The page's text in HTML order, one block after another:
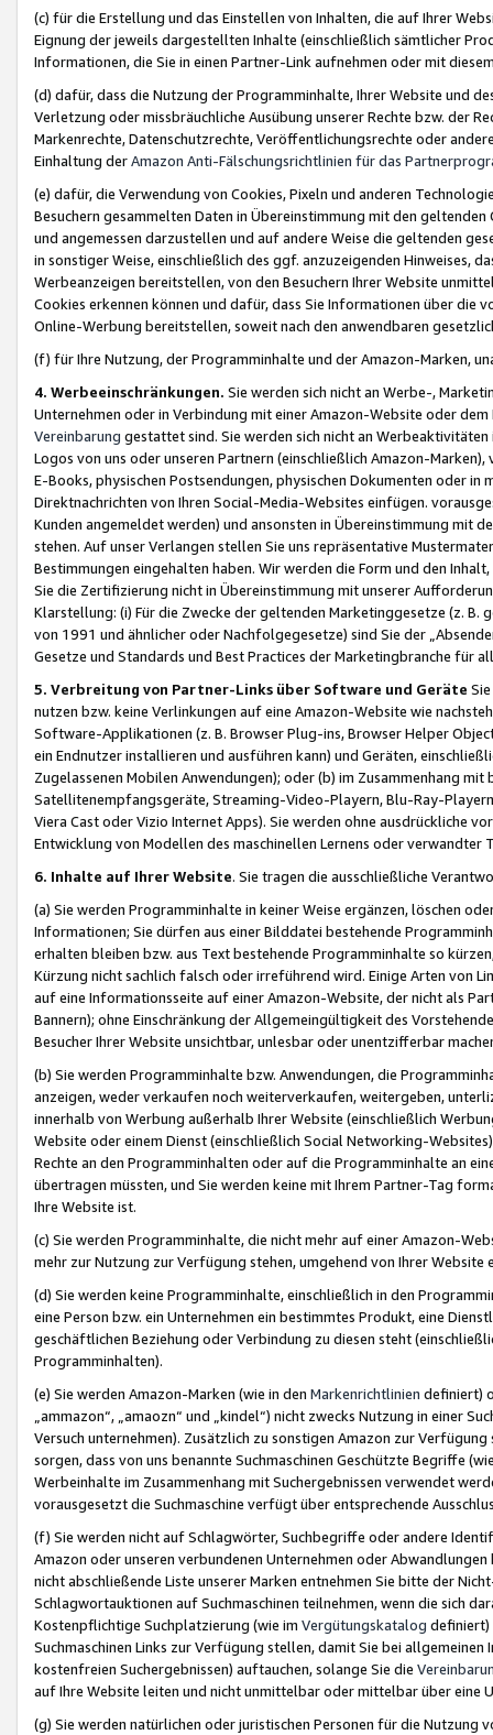
(c) für die Erstellung und das Einstellen von Inhalten, die auf Ihrer
Eignung der jeweils dargestellten Inhalte (einschließlich sämtlicher
Informationen, die Sie in einen Partner-Link aufnehmen oder mit
(d) dafür, dass die Nutzung der Programminhalte, Ihrer Website und
Verletzung oder missbräuchliche Ausübung unserer Rechte bzw. der
Markenrechte, Datenschutzrechte, Veröffentlichungsrechte oder
Einhaltung derAmazon Anti-Fälschungsrichtlinien für das
(e) dafür, die Verwendung von Cookies, Pixeln und anderen
Besuchern gesammelten Daten in Übereinstimmung mit den
und angemessen darzustellen und auf andere Weise die geltenden
in sonstiger Weise, einschließlich des ggf. anzuzeigenden Hinweises,
Werbeanzeigen bereitstellen, von den Besuchern Ihrer Website
Cookies erkennen können und dafür, dass Sie Informationen über die
Online-Werbung bereitstellen, soweit nach den anwendbaren
(f) für Ihre Nutzung, der Programminhalte und der Amazon-Marken,
4. Werbeeinschränkungen. Sie werden sich nicht an Werbe-,
Unternehmen oder in Verbindung mit einer Amazon-Website oder
Vereinbarung gestattet sind. Sie werden sich nicht an
Logos von uns oder unseren Partnern (einschließlich Amazon-
E-Books, physischen Postsendungen, physischen Dokumenten oder in
Direktnachrichten von Ihren Social-Media-Websites einfügen.
Kunden angemeldet werden) und ansonsten in Übereinstimmung mit
stehen. Auf unser Verlangen stellen Sie uns repräsentative
Bestimmungen eingehalten haben. Wir werden die Form und den
Sie die Zertifizierung nicht in Übereinstimmung mit unserer
Klarstellung: (i) Für die Zwecke der geltenden Marketinggesetze (z. B.
von 1991 und ähnlicher oder Nachfolgegesetze) sind Sie der
Gesetze und Standards und Best Practices der Marketingbranche für
5. Verbreitung von Partner-Links über Software und Geräte
nutzen bzw. keine Verlinkungen auf eine Amazon-Website wie
Software-Applikationen (z. B. Browser Plug-ins, Browser Helper
ein Endnutzer installieren und ausführen kann) und Geräten,
Zugelassenen Mobilen Anwendungen); oder (b) im Zusammenhang
Satellitenempfangsgeräte, Streaming-Video-Playern, Blu-Ray-
Viera Cast oder Vizio Internet Apps). Sie werden ohne ausdrückliche
Entwicklung von Modellen des maschinellen Lernens oder
6. Inhalte auf Ihrer Website. Sie tragen die ausschließliche
(a) Sie werden Programminhalte in keiner Weise ergänzen, löschen
Informationen; Sie dürfen aus einer Bilddatei bestehende
erhalten bleiben bzw. aus Text bestehende Programminhalte so
Kürzung nicht sachlich falsch oder irreführend wird. Einige Arten von
auf eine Informationsseite auf einer Amazon-Website, der nicht als
Bannern); ohne Einschränkung der Allgemeingültigkeit des
Besucher Ihrer Website unsichtbar, unlesbar oder unentzifferbar
(b) Sie werden Programminhalte bzw. Anwendungen, die
anzeigen, weder verkaufen noch weiterverkaufen, weitergeben,
innerhalb von Werbung außerhalb Ihrer Website (einschließlich
Website oder einem Dienst (einschließlich Social Networking-
Rechte an den Programminhalten oder auf die Programminhalte an
übertragen müssten, und Sie werden keine mit Ihrem Partner-Tag
Ihre Website ist.
(c) Sie werden Programminhalte, die nicht mehr auf einer Amazon-
mehr zur Nutzung zur Verfügung stehen, umgehend von Ihrer
(d) Sie werden keine Programminhalte, einschließlich in den
eine Person bzw. ein Unternehmen ein bestimmtes Produkt, eine
geschäftlichen Beziehung oder Verbindung zu diesen steht
Programminhalten).
(e) Sie werden Amazon-Marken (wie in den Markenrichtlinien definiert)
„ammazon“, „amaozn“ und „kindel“) nicht zwecks Nutzung in einer
Versuch unternehmen). Zusätzlich zu sonstigen Amazon zur
sorgen, dass von uns benannte Suchmaschinen Geschützte Begriffe
Werbeinhalte im Zusammenhang mit Suchergebnissen verwendet
vorausgesetzt die Suchmaschine verfügt über entsprechende
(f) Sie werden nicht auf Schlagwörter, Suchbegriffe oder andere
Amazon oder unseren verbundenen Unternehmen oder
nicht abschließende Liste unserer Marken entnehmen Sie bitte der
Schlagwortauktionen auf Suchmaschinen teilnehmen, wenn die sich
Kostenpflichtige Suchplatzierung (wie im Vergütungskatalog definiert)
Suchmaschinen Links zur Verfügung stellen, damit Sie bei
kostenfreien Suchergebnissen) auftauchen, solange Sie die
auf Ihre Website leiten und nicht unmittelbar oder mittelbar über eine
(g) Sie werden natürlichen oder juristischen Personen für die Nutzung